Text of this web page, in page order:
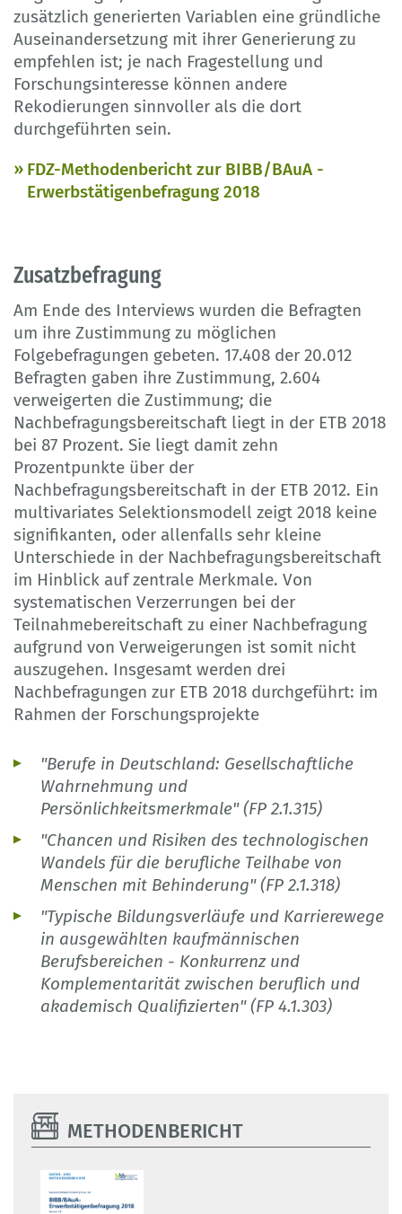
zusätzlich generierten Variablen eine gründliche
Auseinandersetzung mit ihrer Generierung zu
empfehlen ist; je nach Fragestellung und
Forschungsinteresse können andere
Rekodierungen sinnvoller als die dort
durchgeführten sein.
FDZ-Methodenbericht zur BIBB/BAuA -
Erwerbstätigenbefragung 2018
Zusatzbefragung
Am Ende des Interviews wurden die Befragten
um ihre Zustimmung zu möglichen
Folgebefragungen gebeten. 17.408 der 20.012
Befragten gaben ihre Zustimmung, 2.604
verweigerten die Zustimmung; die
Nachbefragungsbereitschaft liegt in der ETB 2018
bei 87 Prozent. Sie liegt damit zehn
Prozentpunkte über der
Nachbefragungsbereitschaft in der ETB 2012. Ein
multivariates Selektionsmodell zeigt 2018 keine
signifikanten, oder allenfalls sehr kleine
Unterschiede in der Nachbefragungsbereitschaft
im Hinblick auf zentrale Merkmale. Von
systematischen Verzerrungen bei der
Teilnahmebereitschaft zu einer Nachbefragung
aufgrund von Verweigerungen ist somit nicht
auszugehen. Insgesamt werden drei
Nachbefragungen zur ETB 2018 durchgeführt: im
Rahmen der Forschungsprojekte
"Berufe in Deutschland: Gesellschaftliche
Wahrnehmung und
Persönlichkeitsmerkmale" (FP 2.1.315)
"Chancen und Risiken des technologischen
Wandels für die berufliche Teilhabe von
Menschen mit Behinderung" (FP 2.1.318)
"Typische Bildungsverläufe und Karrierewege
in ausgewählten kaufmännischen
Berufsbereichen - Konkurrenz und
Komplementarität zwischen beruflich und
akademisch Qualifizierten" (FP 4.1.303)
METHODENBERICHT